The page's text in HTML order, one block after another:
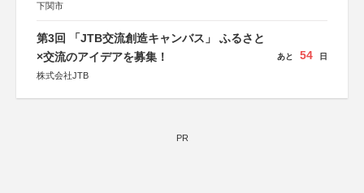
下関市
第3回 「JTB交流創造キャンバス」 ふるさと
×交流のアイデアを募集！
株式会社JTB
あと 54 日
PR